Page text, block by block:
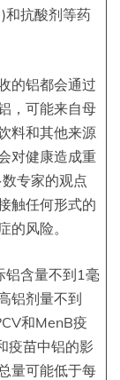
和抗酸剂等药
的铝都会通过
，可能来自母
料和其他来源
对健康造成重
专家的观点
触任何形式的
的风险。
铝含量不到1毫
铝剂量不到
和MenB疫
疫苗中铝的影
量可能低于每